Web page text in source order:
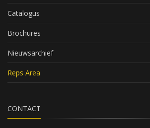
Catalogus
Brochures
Nieuwsarchief
Reps Area
CONTACT